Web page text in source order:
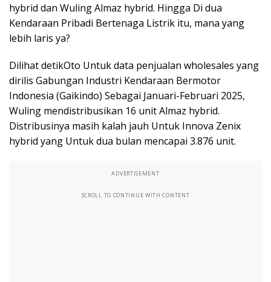
hybrid dan Wuling Almaz hybrid. Hingga Di dua
Kendaraan Pribadi Bertenaga Listrik itu, mana yang
lebih laris ya?
Dilihat detikOto Untuk data penjualan wholesales yang
dirilis Gabungan Industri Kendaraan Bermotor
Indonesia (Gaikindo) Sebagai Januari-Februari 2025,
Wuling mendistribusikan 16 unit Almaz hybrid.
Distribusinya masih kalah jauh Untuk Innova Zenix
hybrid yang Untuk dua bulan mencapai 3.876 unit.
ADVERTISEMENT
SCROLL TO CONTINUE WITH CONTENT